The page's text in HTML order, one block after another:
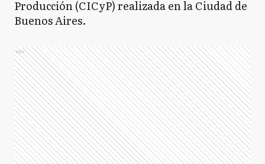
Producción (CICyP) realizada en la Ciudad de
Buenos Aires.
Ads